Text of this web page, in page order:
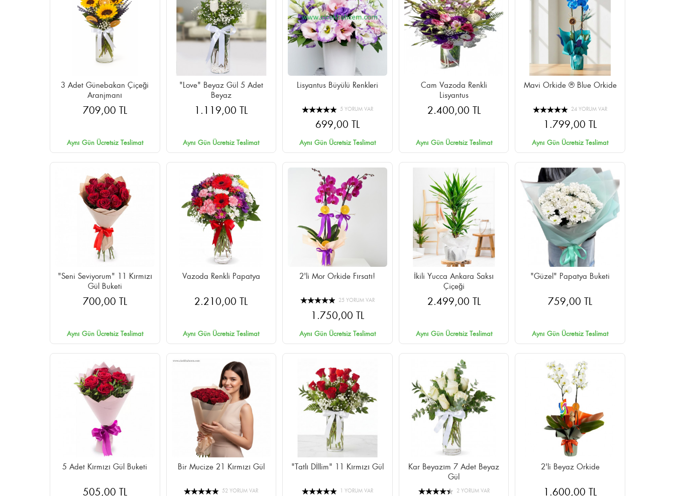
3 Adet Günebakan Çiçeği
Aranjmanı
709,00 TL
Aynı Gün Ücretsiz Teslimat
"Love" Beyaz Gül 5 Adet
Beyaz
1.119,00 TL
Aynı Gün Ücretsiz Teslimat
Lisyantus Büyülü Renkleri
5 YORUM VAR
699,00 TL
Aynı Gün Ücretsiz Teslimat
Cam Vazoda Renkli
Lisyantus
2.400,00 TL
Aynı Gün Ücretsiz Teslimat
Mavi Orkide ® Blue Orkide
24 YORUM VAR
1.799,00 TL
Aynı Gün Ücretsiz Teslimat
"Seni Seviyorum" 11 Kırmızı
Gül Buketi
700,00 TL
Aynı Gün Ücretsiz Teslimat
Vazoda Renkli Papatya
2.210,00 TL
Aynı Gün Ücretsiz Teslimat
2'li Mor Orkide Fırsatı!
25 YORUM VAR
1.750,00 TL
Aynı Gün Ücretsiz Teslimat
İkili Yucca Ankara Saksı
Çiçeği
2.499,00 TL
Aynı Gün Ücretsiz Teslimat
"Güzel" Papatya Buketi
759,00 TL
Aynı Gün Ücretsiz Teslimat
5 Adet Kırmızı Gül Buketi
505,00 TL
Bir Mucize 21 Kırmızı Gül
52 YORUM VAR
"Tatlı Dİllim" 11 Kırmızı Gül
1 YORUM VAR
Kar Beyazım 7 Adet Beyaz
Gül
2 YORUM VAR
2'li Beyaz Orkide
1.600,00 TL